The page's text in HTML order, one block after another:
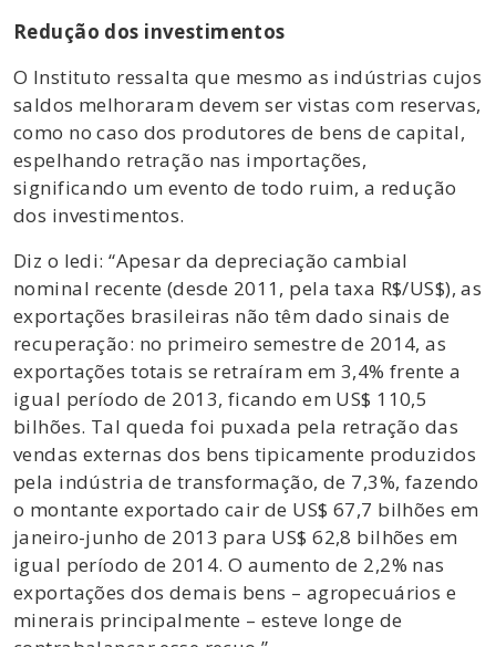
Redução dos investimentos
O Instituto ressalta que mesmo as indústrias cujos
saldos melhoraram devem ser vistas com reservas,
como no caso dos produtores de bens de capital,
espelhando retração nas importações,
significando um evento de todo ruim, a redução
dos investimentos.
Diz o Iedi: “Apesar da depreciação cambial
nominal recente (desde 2011, pela taxa R$/US$), as
exportações brasileiras não têm dado sinais de
recuperação: no primeiro semestre de 2014, as
exportações totais se retraíram em 3,4% frente a
igual período de 2013, ficando em US$ 110,5
bilhões. Tal queda foi puxada pela retração das
vendas externas dos bens tipicamente produzidos
pela indústria de transformação, de 7,3%, fazendo
o montante exportado cair de US$ 67,7 bilhões em
janeiro-junho de 2013 para US$ 62,8 bilhões em
igual período de 2014. O aumento de 2,2% nas
exportações dos demais bens – agropecuários e
minerais principalmente – esteve longe de